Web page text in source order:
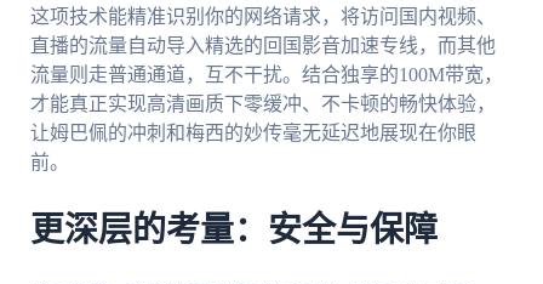
这项技术能精准识别你的网络请求，将访问国内视频、
直播的流量自动导入精选的回国影音加速专线，而其他
流量则走普通通道，互不干扰。结合独享的100M带宽，
才能真正实现高清画质下零缓冲、不卡顿的畅快体验，
让姆巴佩的冲刺和梅西的妙传毫无延迟地展现在你眼
前。
更深层的考量：安全与保障